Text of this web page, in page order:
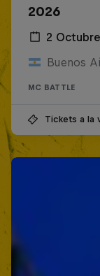
2026
2
Buenos
MC BATTLE
Tickets a la